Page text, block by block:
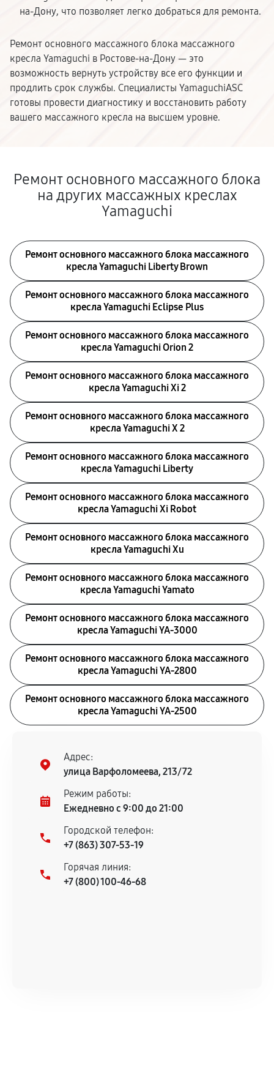
на-Дону, что позволяет легко добраться для ремонта.
Ремонт основного массажного блока массажного
кресла Yamaguchi в Ростове-на-Дону — это
возможность вернуть устройству все его функции и
продлить срок службы. Специалисты YamaguchiASC
готовы провести диагностику и восстановить работу
вашего массажного кресла на высшем уровне.
Ремонт основного массажного блока
на других массажных креслах
Yamaguchi
Ремонт основного массажного блока массажного
кресла Yamaguchi Liberty Brown
Ремонт основного массажного блока массажного
кресла Yamaguchi Eclipse Plus
Ремонт основного массажного блока массажного
кресла Yamaguchi Orion 2
Ремонт основного массажного блока массажного
кресла Yamaguchi Xi 2
Ремонт основного массажного блока массажного
кресла Yamaguchi X 2
Ремонт основного массажного блока массажного
кресла Yamaguchi Liberty
Ремонт основного массажного блока массажного
кресла Yamaguchi Xi Robot
Ремонт основного массажного блока массажного
кресла Yamaguchi Xu
Ремонт основного массажного блока массажного
кресла Yamaguchi Yamato
Ремонт основного массажного блока массажного
кресла Yamaguchi YA-3000
Ремонт основного массажного блока массажного
кресла Yamaguchi YA-2800
Ремонт основного массажного блока массажного
кресла Yamaguchi YA-2500
Адрес:
улица Варфоломеева, 213/72
Режим работы:
Ежедневно с 9:00 до 21:00
Городской телефон:
+7 (863) 307-53-19
Горячая линия:
+7 (800) 100-46-68